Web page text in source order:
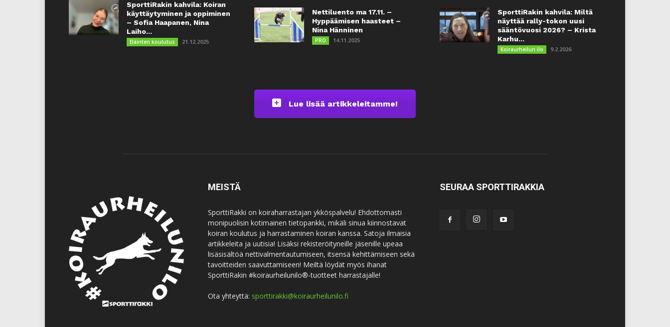
SporttiRakin kahvila: Koiran
käyttäytyminen ja oppiminen
– Sofia Haapanen, Nina
Laiho...
Eläinten koulutus 21.12.2025
Nettiluento ma 17.11. –
Hyppäämisen haasteet –
Nina Hänninen
PRO 14.11.2025
Lue lisää artikkeleitamme!
SporttiRakin kahvila: Miltä
näyttää rally-tokon uusi
sääntövuosi 2026? – Krista
Karhu...
Koiraurheilun ilo 9.2.2026
MEISTÄ
SporttiRakki on koiraharrastajan ykköspalvelu! Ehdottomasti
monipuolisin kotimainen tietopankki, mikäli sinua kiinnostavat
koiran koulutus ja harrastaminen koiran kanssa. Satoja ilmaisia
artikkeleita ja uutisia! Lisäksi rekisteröityneille jäsenille upeaa
lisäsisältöä nettivalmentautumiseen, itsensä kehittämiseen sekä
tavoitteiden saavuttamiseen! Meiltä löydät myös ihanat
SporttiRakin #koiraurheilunilo®-tuotteet harrastajalle!
Ota yhteyttä: sporttirakki@koiraurheilunilo.fi
SEURAA SPORTTIRAKKIA